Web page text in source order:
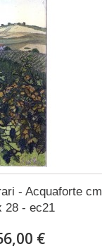
- Acquaforte cm
28 - ec21
€